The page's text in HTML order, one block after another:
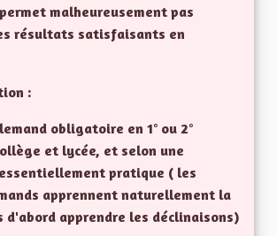
malheureusement pas
résultats satisfaisants en
:
obligatoire en 1° ou 2°
et lycée, et selon une
pratique ( les
apprennent naturellement la
d'abord apprendre les déclinaisons)